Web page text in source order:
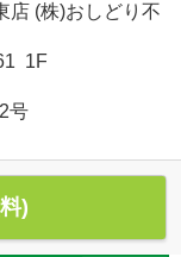
店 (株)おしどり不
1F
号
)